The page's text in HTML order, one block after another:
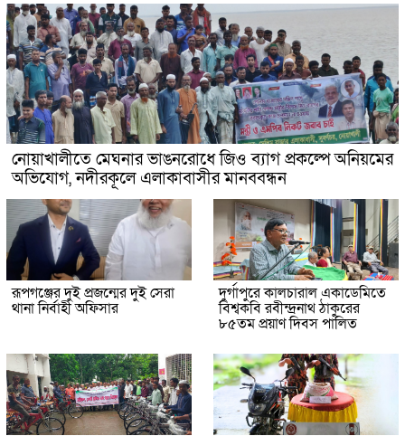
নোয়াখালীতে মেঘনার ভাঙনরোধে জিও ব্যাগ প্রকল্পে অনিয়মের
অভিযোগ, নদীরকূলে এলাকাবাসীর মানববন্ধন
রূপগঞ্জের দুই প্রজন্মের দুই সেরা
থানা নির্বাহী অফিসার
দুর্গাপুরে কালচারাল একাডেমিতে
বিশ্বকবি রবীন্দ্রনাথ ঠাকুরের
৮৫তম প্রয়াণ দিবস পালিত